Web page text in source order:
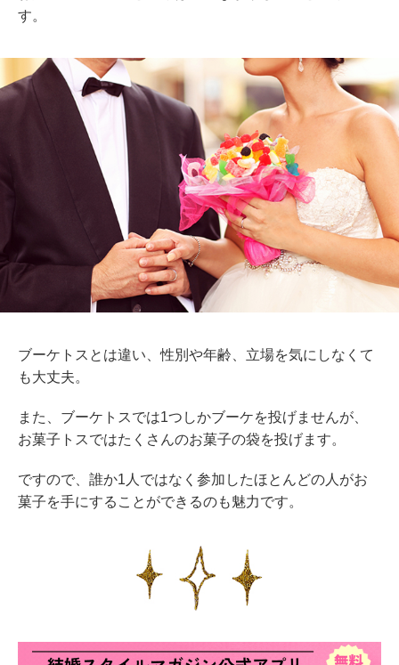
す。
ブーケトスとは違い、性別や年齢、立場を気にしなくて
も大丈夫。
また、ブーケトスでは1つしかブーケを投げませんが、
お菓子トスではたくさんのお菓子の袋を投げます。
ですので、誰か1人ではなく参加したほとんどの人がお
菓子を手にすることができるのも魅力です。